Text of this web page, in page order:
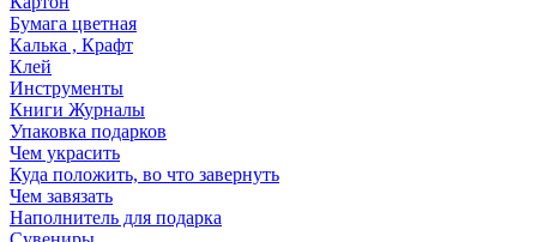
Бумага цветная
Калька , Крафт
Клей
Инструменты
Книги Журналы
Упаковка подарков
Чем украсить
Куда положить, во что завернуть
Чем завязать
Наполнитель для подарка